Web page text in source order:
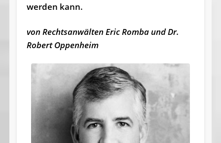
werden kann.
von Rechtsanwälten Eric Romba und Dr.
Robert Oppenheim